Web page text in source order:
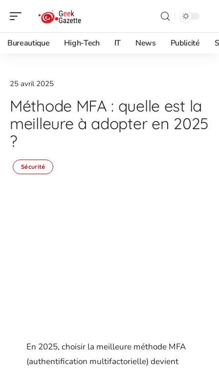
Bureautique High-Tech IT News Publicité
25 avril 2025
Méthode MFA : quelle est la
meilleure à adopter en 2025
?
Sécurité
En 2025, choisir la meilleure méthode MFA
(authentification multifactorielle) devient